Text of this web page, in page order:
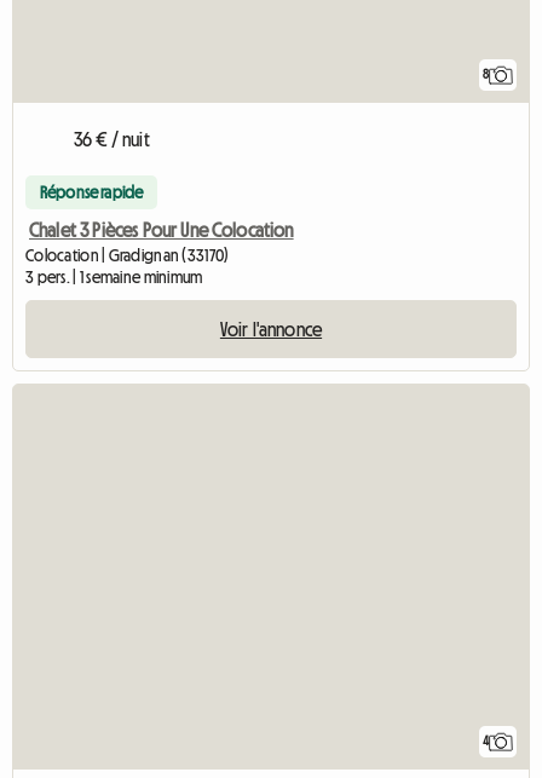
8
36 € / nuit
Réponse rapide
Chalet 3 Pièces Pour Une Colocation
Colocation | Gradignan (33170)
3 pers. | 1 semaine minimum
Voir l'annonce
4